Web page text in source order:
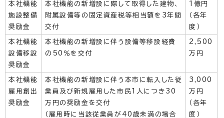
本社機能
施設整備
奨励金
本社機能の新増設に際して取得した建物、
附属設備等の固定資産税等相当額を3年間
交付
1億円
（各年
度）
本社機能
設備移設
奨励金
本社機能の新増設に伴う設備等移設経費
の50％を交付
2,500
万円
本社機能
雇用創出
奨励金
本社機能の新増設に伴う本市に転入した従
業員及び新規雇用した市民1人につき30
万円の奨励金を交付
（雇用時に当該従業員が40歳未満の場合
3,000
万円
（各年
度）